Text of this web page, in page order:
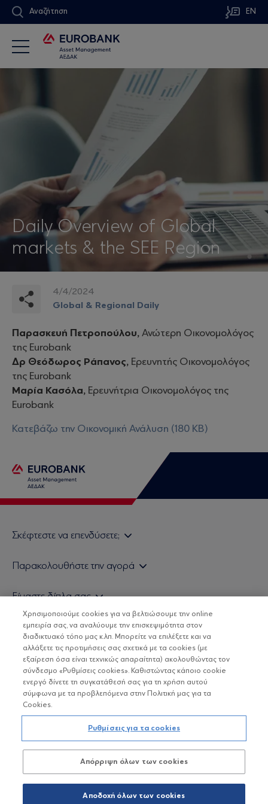
Αναζήτηση EN
Daily Overview of Global
markets & the SEE Region
4/4/2024
Global & Regional Daily
Παρασκευή Πετροπούλου, Ανώτερη Οικονομολόγος
της Eurobank
Δρ Θεόδωρος Ράπανος, Ερευνητής Οικονομολόγος
της Eurobank
Μαρία Κασόλα, Ερευνήτρια Οικονομολόγος της
Eurobank
Κατεβάζω την Οικονομική Ανάλυση (180 KB)
Σκέφτεστε να επενδύσετε;
Τιμολογιακή Πολιτική
Δείτε τις πολιτικές μας
Βασικές Γνώσεις
Παρακολουθήστε την αγορά
Τα νέα μας
Χρήσιμοι σύνδεσμοι
Είμαστε δίπλα σας
H Eurobank Asset Management ΑΕΔΑΚ
Επενδυτική φιλοσοφία ESG
Πιστοποιημένα στελέχη και συνεργάτες
Αποστολή Βιογραφικών
ΟΙ ΟΣΕΚΑ ΔΕΝ ΕΧΟΥΝ ΕΓΓΥΗΜΕΝΗ ΑΠΟΔΟΣΗ ΚΑΙ ΟΙ
ΠΡΟΗΓΟΥΜΕΝΕΣ ΑΠΟΔΟΣΕΙΣ ΔΕΝ ΔΙΑΣΦΑΛΙΖΟΥΝ ΤΙΣ
ΜΕΛΛΟΝΤΙΚΕΣ
Copyright © Eurobank ΑΕΔΑΚ
Προστασία Προσωπικών Δεδομένων
Όροι χρήσης
Πολιτική cookies
Χρησιμοποιούμε cookies για να βελτιώσουμε την online
εμπειρία σας, να αναλύουμε την επισκεψιμότητα στον
διαδικτυακό τόπο μας κ.λπ. Μπορείτε να επιλέξετε και να
αλλάξετε τις προτιμήσεις σας σχετικά με τα cookies (με
εξαίρεση όσα είναι τεχνικώς απαραίτητα) ακολουθώντας τον
σύνδεσμο «Ρυθμίσεις cookies». Καθιστώντας κάποιο cookie
ενεργό δίνετε τη συγκατάθεσή σας για τη χρήση αυτού
σύμφωνα με τα προβλεπόμενα στην Πολιτική μας για τα
Cookies.
Ρυθμίσεις για τα cookies
Απόρριψη όλων των cookies
Αποδοχή όλων των cookies